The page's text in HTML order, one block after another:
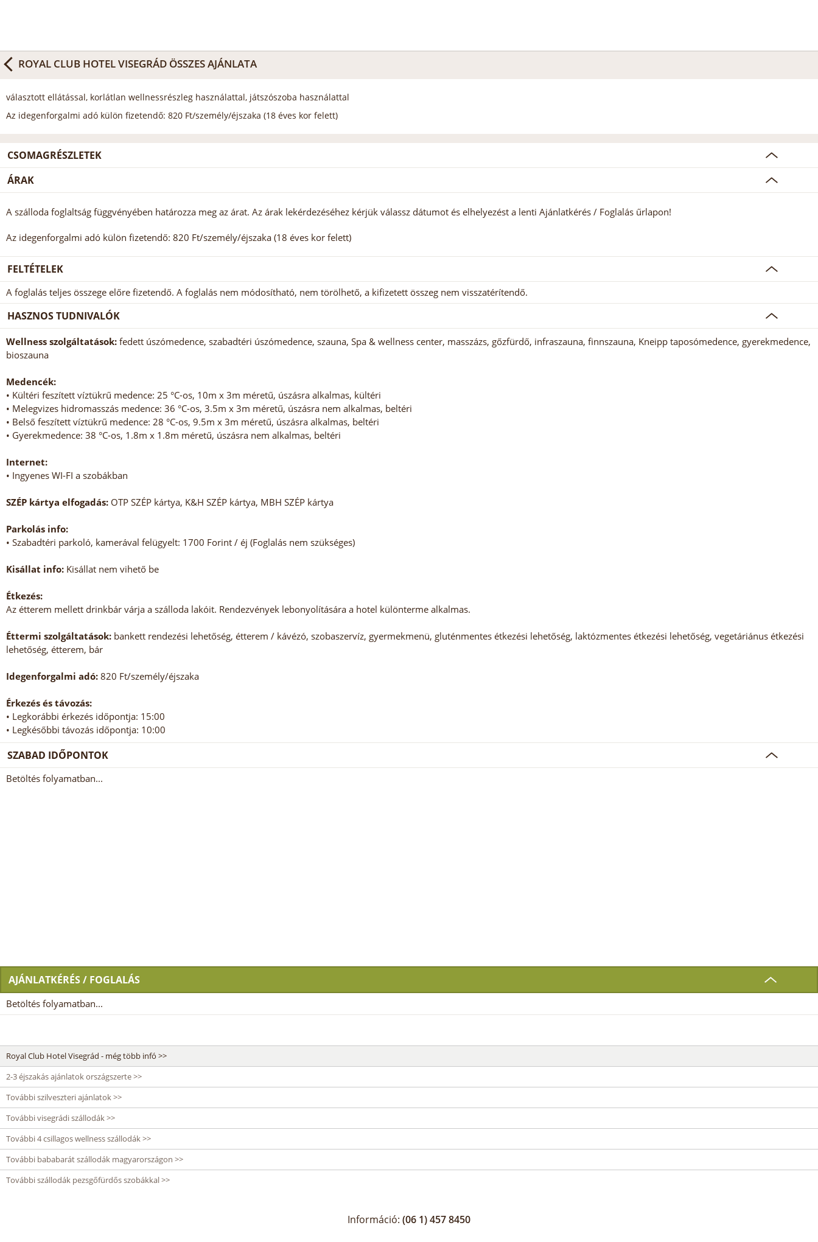
ROYAL CLUB HOTEL VISEGRÁD ÖSSZES AJÁNLATA
választott ellátással, korlátlan wellnessrészleg használattal, játszószoba használattal
Az idegenforgalmi adó külön fizetendő: 820 Ft/személy/éjszaka (18 éves kor felett)
CSOMAGRÉSZLETEK
ÁRAK
A szálloda foglaltság függvényében határozza meg az árat. Az árak lekérdezéséhez kérjük válassz dátumot és elhelyezést a lenti Ajánlatkérés / Foglalás űrlapon!
Az idegenforgalmi adó külön fizetendő: 820 Ft/személy/éjszaka (18 éves kor felett)
FELTÉTELEK
A foglalás teljes összege előre fizetendő. A foglalás nem módosítható, nem törölhető, a kifizetett összeg nem visszatérítendő.
HASZNOS TUDNIVALÓK
Wellness szolgáltatások: fedett úszómedence, szabadtéri úszómedence, szauna, Spa & wellness center, masszázs, gőzfürdő, infraszauna, finnszauna, Kneipp taposómedence, gyerekmedence,
bioszauna
Medencék:
• Kültéri feszített víztükrű medence: 25 °C-os, 10m x 3m méretű, úszásra alkalmas, kültéri
• Melegvizes hidromasszás medence: 36 °C-os, 3.5m x 3m méretű, úszásra nem alkalmas, beltéri
• Belső feszített víztükrű medence: 28 °C-os, 9.5m x 3m méretű, úszásra alkalmas, beltéri
• Gyerekmedence: 38 °C-os, 1.8m x 1.8m méretű, úszásra nem alkalmas, beltéri
Internet:
• Ingyenes WI-FI a szobákban
SZÉP kártya elfogadás: OTP SZÉP kártya, K&H SZÉP kártya, MBH SZÉP kártya
Parkolás info:
• Szabadtéri parkoló, kamerával felügyelt: 1700 Forint / éj (Foglalás nem szükséges)
Kisállat info: Kisállat nem vihető be
Étkezés:
Az étterem mellett drinkbár várja a szálloda lakóit. Rendezvények lebonyolítására a hotel különterme alkalmas.
Éttermi szolgáltatások: bankett rendezési lehetőség, étterem / kávézó, szobaszervíz, gyermekmenü, gluténmentes étkezési lehetőség, laktózmentes étkezési lehetőség, vegetáriánus étkezési
lehetőség, étterem, bár
Idegenforgalmi adó: 820 Ft/személy/éjszaka
Érkezés és távozás:
• Legkorábbi érkezés időpontja: 15:00
• Legkésőbbi távozás időpontja: 10:00
SZABAD IDŐPONTOK
Betöltés folyamatban...
AJÁNLATKÉRÉS / FOGLALÁS
Betöltés folyamatban...
Royal Club Hotel Visegrád - még több infó >>
2-3 éjszakás ajánlatok országszerte >>
További szilveszteri ajánlatok >>
További visegrádi szállodák >>
További 4 csillagos wellness szállodák >>
További bababarát szállodák magyarországon >>
További szállodák pezsgőfürdős szobákkal >>
Információ: (06 1) 457 8450